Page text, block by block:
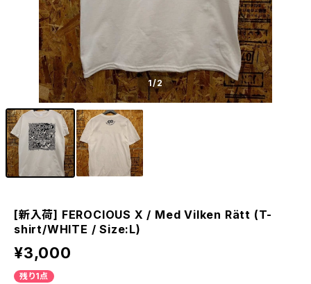
1/2
[新入荷] FEROCIOUS X / Med Vilken Rätt (T-
shirt/WHITE / Size:L)
¥3,000
残り1点